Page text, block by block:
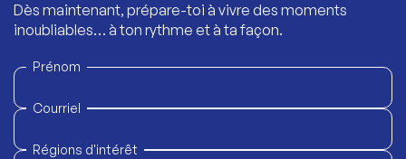
Dès maintenant, prépare-toi à vivre des moments
inoubliables… à ton rythme et à ta façon.
Prénom
Courriel
Régions d'intérêt